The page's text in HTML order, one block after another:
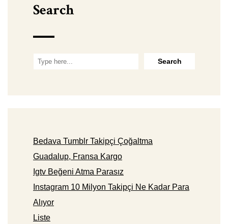
Search
Bedava Tumblr Takipçi Çoğaltma
Guadalup, Fransa Kargo
Igtv Beğeni Atma Parasız
Instagram 10 Milyon Takipçi Ne Kadar Para
Alıyor
Liste